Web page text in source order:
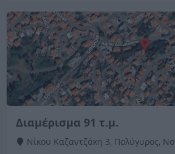
Διαμέρισμα 91 τ.μ.
Νίκου Καζαντζάκη 3, Πολύγυρος,